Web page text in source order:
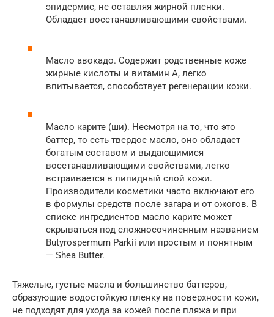
эпидермис, не оставляя жирной пленки.
Обладает восстанавливающими свойствами.
Масло авокадо. Содержит родственные коже
жирные кислоты и витамин А, легко
впитывается, способствует регенерации кожи.
Масло карите (ши). Несмотря на то, что это
баттер, то есть твердое масло, оно обладает
богатым составом и выдающимися
восстанавливающими свойствами, легко
встраивается в липидный слой кожи.
Производители косметики часто включают его
в формулы средств после загара и от ожогов. В
списке ингредиентов масло карите может
скрываться под сложносочиненным названием
Butyrospermum Parkii или простым и понятным
— Shea Butter.
Тяжелые, густые масла и большинство баттеров,
образующие водостойкую пленку на поверхности кожи,
не подходят для ухода за кожей после пляжа и при